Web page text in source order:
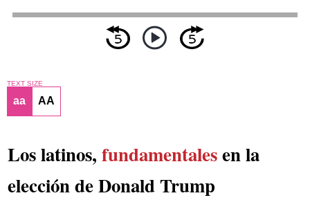
TEXT SIZE
aa AA
Los latinos, fundamentalesen la
elección de Donald Trump